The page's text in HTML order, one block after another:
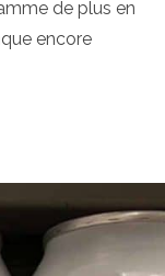
de plus en
encore